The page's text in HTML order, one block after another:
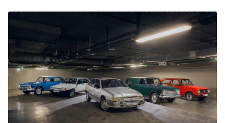
том, как с помощью проекта объединить автолюбителей
и коллекционеров